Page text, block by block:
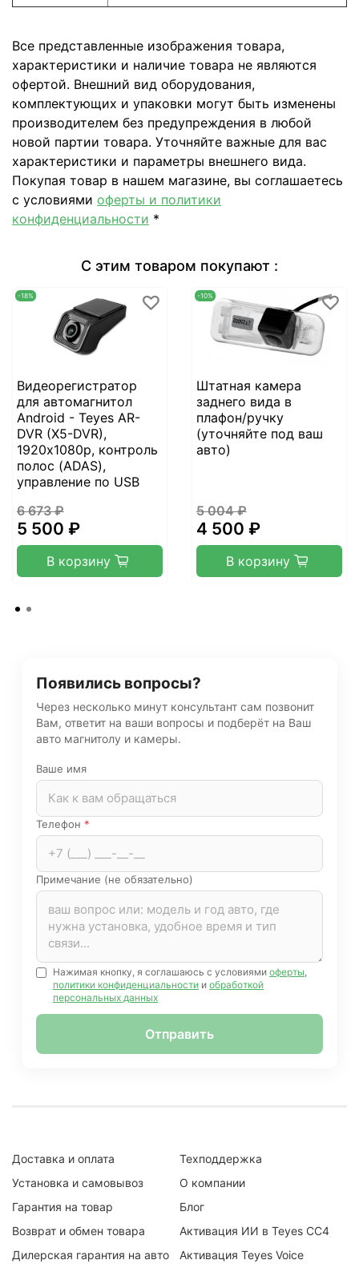
Все представленные изображения товара,
характеристики и наличие товара не являются
офертой. Внешний вид оборудования,
комплектующих и упаковки могут быть изменены
производителем без предупреждения в любой
новой партии товара. Уточняйте важные для вас
характеристики и параметры внешнего вида.
Покупая товар в нашем магазине, вы соглашаетесь
с условиями оферты и политики
конфиденциальности *
С этим товаром покупают :
-18%
Видеорегистратор
для автомагнитол
Android - Teyes AR-
DVR (X5-DVR),
1920х1080p, контроль
полос (ADAS),
управление по USB
6 673 ₽
5 500 ₽
В корзину
-10%
Штатная камера
заднего вида в
плафон/ручку
(уточняйте под ваш
авто)
5 004 ₽
4 500 ₽
В корзину
Появились вопросы?
Через несколько минут консультант сам позвонит
Вам, ответит на ваши вопросы и подберёт на Ваш
авто магнитолу и камеры.
Ваше имя
Телефон *
Примечание (не обязательно)
Нажимая кнопку, я соглашаюсь с условиями оферты
политики конфиденциальности и обработкой
персональных данных
Отправить
Доставка и оплата
Установка и самовывоз
Гарантия на товар
Возврат и обмен товара
Дилерская гарантия на авто
Техподдержка
О компании
Блог
Активация ИИ в Teyes CC4
Активация Teyes Voice